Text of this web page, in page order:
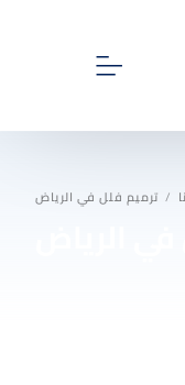
ترميم فلل في الرياض